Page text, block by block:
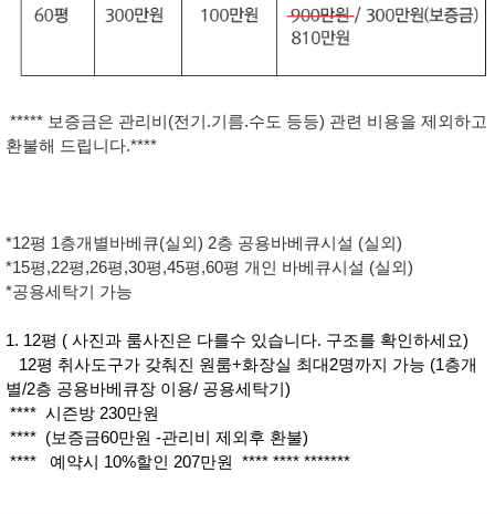
***** 보증금은 관리비(전기.기름.수도 등등) 관련 비용을 제외하고
환불해 드립니다.****
*12평 1층개별바베큐(실외) 2층 공용바베큐시설 (실외)
*15평,22평,26평,30평,45평,60평 개인 바베큐시설 (실외)
*공용세탁기 가능
1. 12평 ( 사진과 룸사진은 다를수 있습니다. 구조를 확인하세요)
12평 취사도구가 갖춰진 원룸+화장실 최대2명까지 가능 (1층개
별/2층 공용바베큐장 이용/ 공용세탁기)
**** 시즌방 230만원
**** (보증금60만원 -관리비 제외후 환불)
**** 예약시 10%할인 207만원 **** **** *******